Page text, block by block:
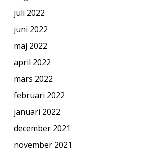
juli 2022
juni 2022
maj 2022
april 2022
mars 2022
februari 2022
januari 2022
december 2021
november 2021